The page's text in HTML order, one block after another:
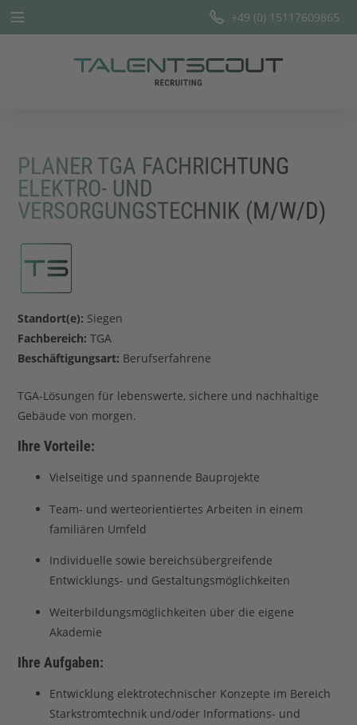
Team
Offene Stellen
Blog
+49 (0) 15117609865
PLANER TGA FACHRICHTUNG
ELEKTRO- UND
VERSORGUNGSTECHNIK (M/W/D)
Standort(e): Siegen
Fachbereich: TGA
Beschäftigungsart: Berufserfahrene
TGA-Lösungen für lebenswerte, sichere und nachhaltige
Gebäude von morgen.
Ihre Vorteile:
Vielseitige und spannende Bauprojekte
Team- und werteorientiertes Arbeiten in einem
familiären Umfeld
Individuelle sowie bereichsübergreifende
Entwicklungs- und Gestaltungsmöglichkeiten
Weiterbildungsmöglichkeiten über die eigene
Akademie
Ihre Aufgaben:
Entwicklung elektrotechnischer Konzepte im Bereich
Starkstromtechnik und/oder Informations- und